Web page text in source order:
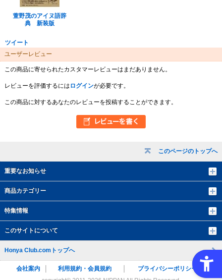
このページのトップへ
重要なお知らせ
商品カテゴリー
特集情報
このサイトについて
萱野茂のアイヌ語辞
典 新装版
ツイート
ユーザーレビュー
この商品に寄せられたカスタマーレビューはまだありません。
レビューを評価するには ログインが必要です。
この商品に対するあなたのレビューを投稿することができます。
Honya Club.comトップへ
会社案内 利用規約・会員規約
プライバシーポリシー